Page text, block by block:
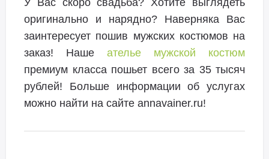
У Вас скоро свадьба? Хотите выглядеть
оригинально и нарядно? Наверняка Вас
заинтересует пошив мужских костюмов на
заказ! Наше ателье мужской костюм
премиум класса пошьет всего за 35 тысяч
рублей! Больше информации об услугах
можно найти на сайте annavainer.ru!